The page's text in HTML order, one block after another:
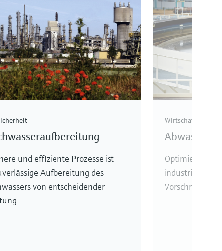
und effiziente Prozesse ist
Aufbereitung des
von entscheidender
Wirtschaftlichkeit
Optimieren
industriellen
Vorschriften